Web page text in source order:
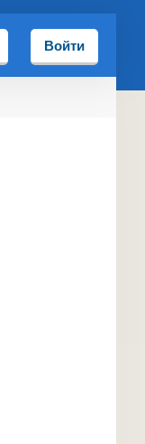
Войти